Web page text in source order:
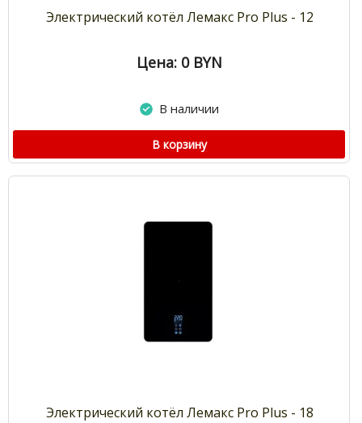
Электрический котёл Лемакс Pro Plus - 12
Цена: 0 BYN
В наличии
В корзину
Электрический котёл Лемакс Pro Plus - 18